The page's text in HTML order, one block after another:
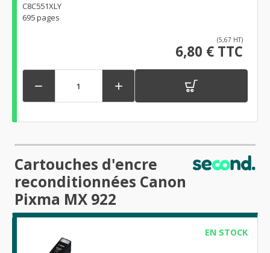
C8C551XLY
695 pages
(5,67 HT)
6,80 € TTC
 
Cartouches d'encre
reconditionnées Canon
Pixma MX 922
EN STOCK